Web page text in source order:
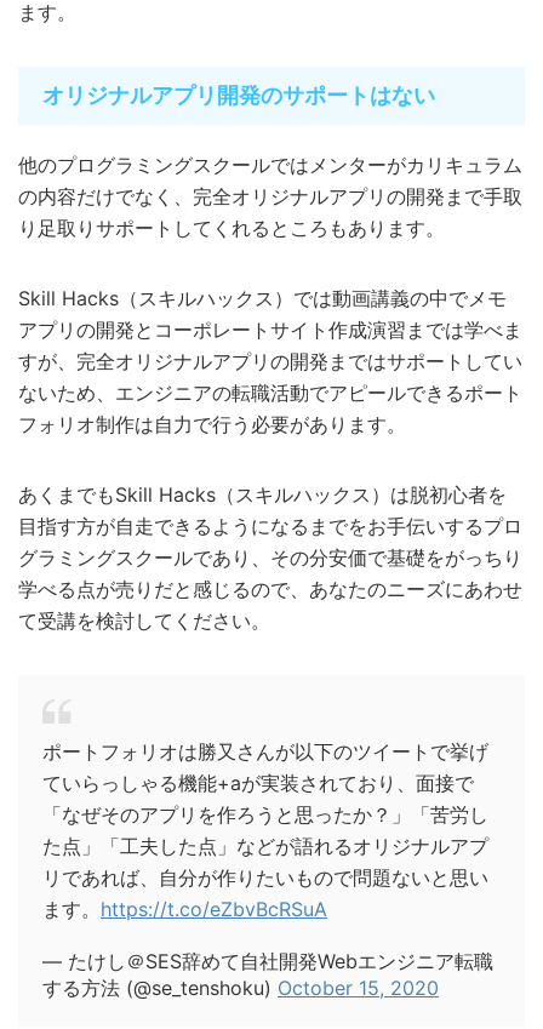
ます。
オリジナルアプリ開発のサポートはない
他のプログラミングスクールではメンターがカリキュラム
の内容だけでなく、完全オリジナルアプリの開発まで手取
り足取りサポートしてくれるところもあります。
Skill Hacks（スキルハックス）では動画講義の中でメモ
アプリの開発とコーポレートサイト作成演習までは学べま
すが、完全オリジナルアプリの開発まではサポートしてい
ないため、エンジニアの転職活動でアピールできるポート
フォリオ制作は自力で行う必要があります。
あくまでもSkill Hacks（スキルハックス）は脱初心者を
目指す方が自走できるようになるまでをお手伝いするプロ
グラミングスクールであり、その分安価で基礎をがっちり
学べる点が売りだと感じるので、あなたのニーズにあわせ
て受講を検討してください。
ポートフォリオは勝又さんが以下のツイートで挙げ
ていらっしゃる機能+aが実装されており、面接で
「なぜそのアプリを作ろうと思ったか？」「苦労し
た点」「工夫した点」などが語れるオリジナルアプ
リであれば、自分が作りたいもので問題ないと思い
ます。 https://t.co/eZbvBcRSuA
— たけし＠SES辞めて自社開発Webエンジニア転職
する方法 (@se_tenshoku) October 15, 2020